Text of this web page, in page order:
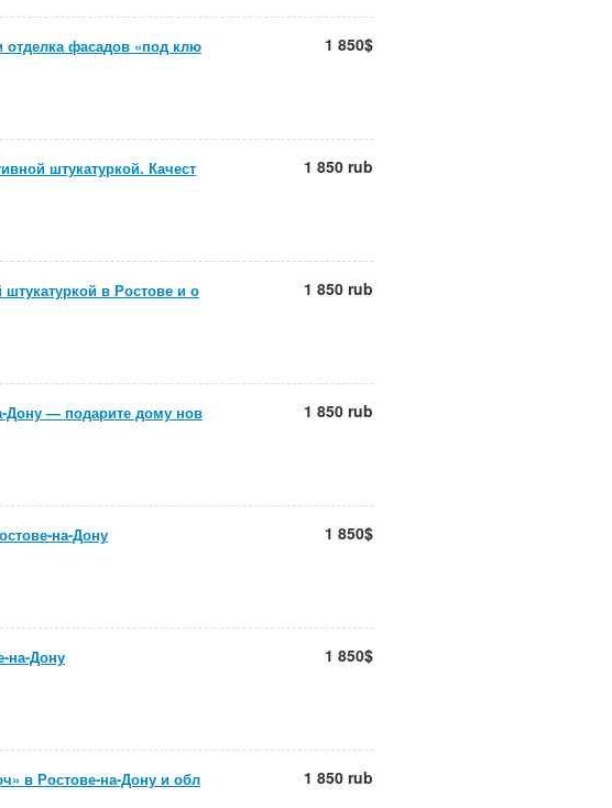
отделка фасадов «под клю
1 850$
штукатуркой. Качест
1 850 rub
в Ростове и о
1 850 rub
Дону — подарите дому нов
1 850 rub
на-Дону 1 850$
на-Дону 1 850$
в Ростове-на-Дону и обл
1 850 rub